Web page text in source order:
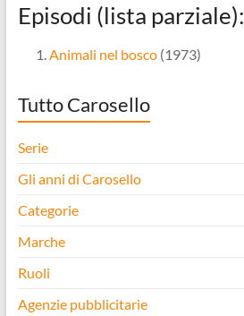
Episodi (lista parziale):
Animali nel bosco(1973)
Tutto Carosello
Serie
Gli anni di Carosello
Categorie
Marche
Ruoli
Agenzie pubblicitarie